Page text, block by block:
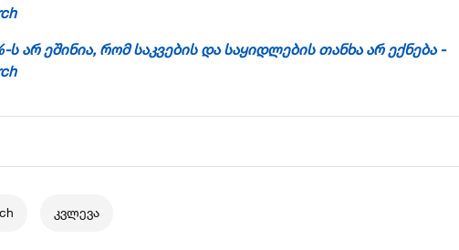
არ ეშინია, რომ საკვების და საყიდლების თანხა არ ექნება -
კვლევა